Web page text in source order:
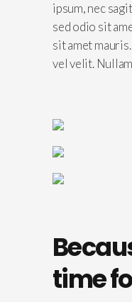
ipsum, nec
sed odio sit
sit amet
vel velit.
time